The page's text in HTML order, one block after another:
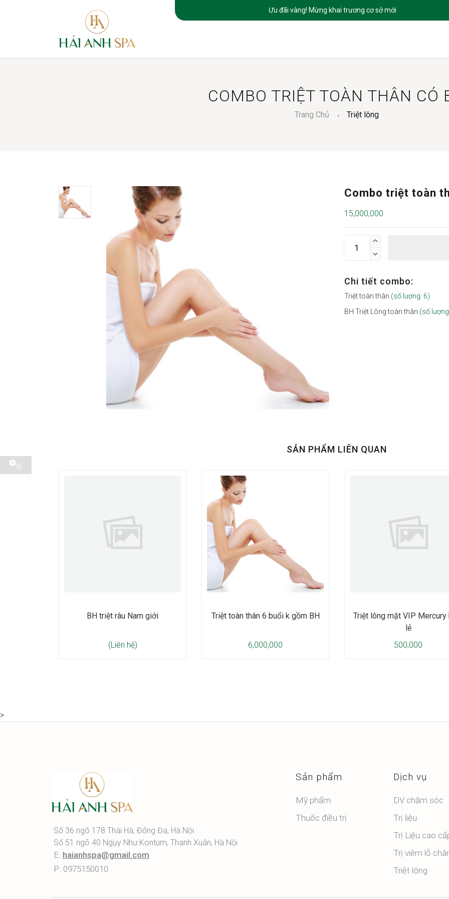
COMBO TRIỆT TOÀN THÂN CÓ
Trang Chủ Triệt lông
Combo triệt toàn
15,000,000


Chi tiết combo:
Triệt toàn thân (số lượng: 6)
BH Triệt Lông toàn thân (số
SẢN PHẨM LIÊN QUAN
BH triệt râu Nam giới
(Liên hệ)
Triệt toàn thân 6 buổi k gồm BH
6,000,000
Triệt lông mặt VIP Mercury
lẻ
500,000
>
Số 36 ngõ 178 Thái Hà, Đống Đa, Hà Nội
Số 51 ngõ 40 Ngụy Như Kontum, Thanh Xuân, Hà Nội
E: haianhspa@gmail.com
P: 0975150010
Sản phẩm
Mỹ phẩm
Thuốc điều trị
Dịch vụ
DV chăm sóc
Trị liệu
Trị Liệu cao
Trị viêm lỗ
Triệt lông